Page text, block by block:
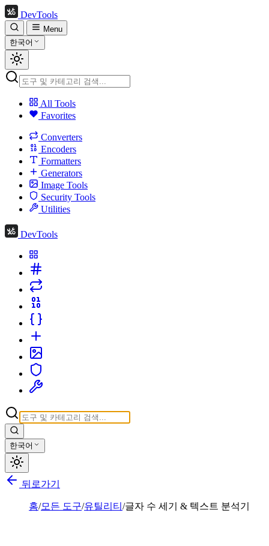
DevTools
Menu
한국어
All Tools
Favorites
Converters
Encoders
Formatters
Generators
Image Tools
Security Tools
Utilities
DevTools
한국어
뒤로가기
홈/모든 도구/유틸리티 /글자 수 세기 & 텍스트 분석기